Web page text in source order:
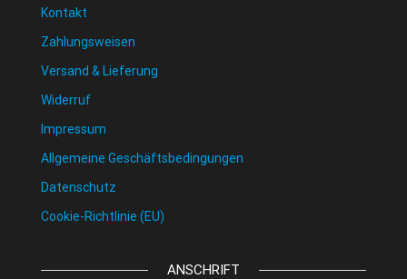
Kontakt
Zahlungsweisen
Versand & Lieferung
Widerruf
Impressum
Allgemeine Geschäftsbedingungen
Datenschutz
Cookie-Richtlinie (EU)
ANSCHRIFT